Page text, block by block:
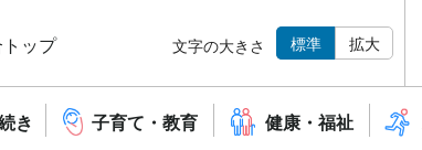
ップ 文字の大きさ 標準
拡大
き 子育て・教育 健康・福祉